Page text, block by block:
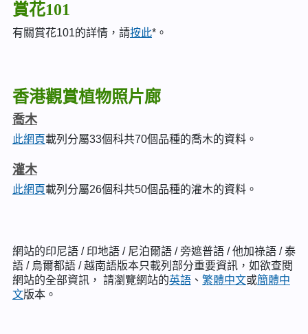
賞花101
有關賞花101的詳情，請按此*。
香港觀賞植物照片廊
喬木
此網頁載列分屬33個科共70個品種的喬木的資料。
灌木
此網頁載列分屬26個科共50個品種的灌木的資料。
網站的印尼語 / 印地語 / 尼泊爾語 / 旁遮普語 / 他加祿語 / 泰
語 / 烏爾都語 / 越南語版本只載列部分重要資訊，如欲查閱
網站的全部資訊， 請瀏覽網站的英語 、 繁體中文或簡體中
文版本。